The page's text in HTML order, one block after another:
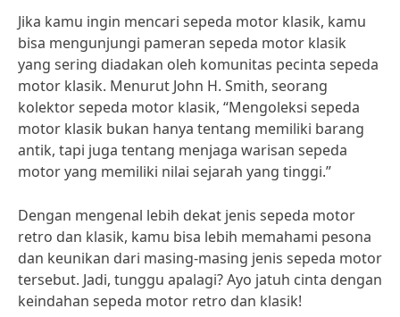
Jika kamu ingin mencari sepeda motor klasik, kamu
bisa mengunjungi pameran sepeda motor klasik
yang sering diadakan oleh komunitas pecinta sepeda
motor klasik. Menurut John H. Smith, seorang
kolektor sepeda motor klasik, “Mengoleksi sepeda
motor klasik bukan hanya tentang memiliki barang
antik, tapi juga tentang menjaga warisan sepeda
motor yang memiliki nilai sejarah yang tinggi.”
Dengan mengenal lebih dekat jenis sepeda motor
retro dan klasik, kamu bisa lebih memahami pesona
dan keunikan dari masing-masing jenis sepeda motor
tersebut. Jadi, tunggu apalagi? Ayo jatuh cinta dengan
keindahan sepeda motor retro dan klasik!